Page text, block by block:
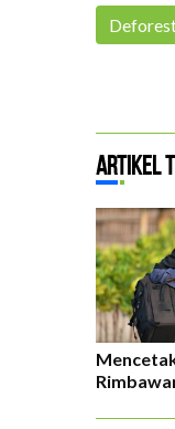
Artikel